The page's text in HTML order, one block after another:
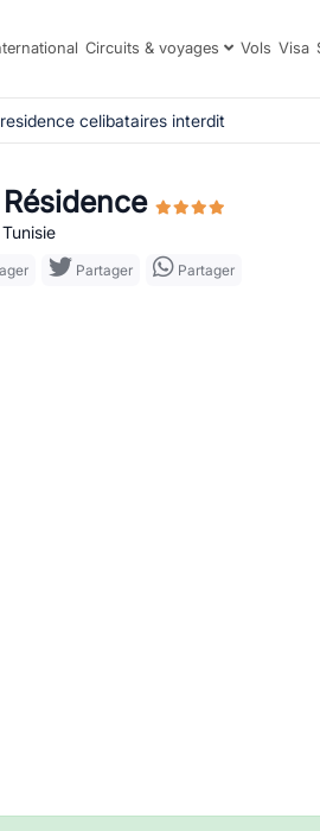
Circuits & voyages Vols Visa
celibataires interdit
Partager Partager